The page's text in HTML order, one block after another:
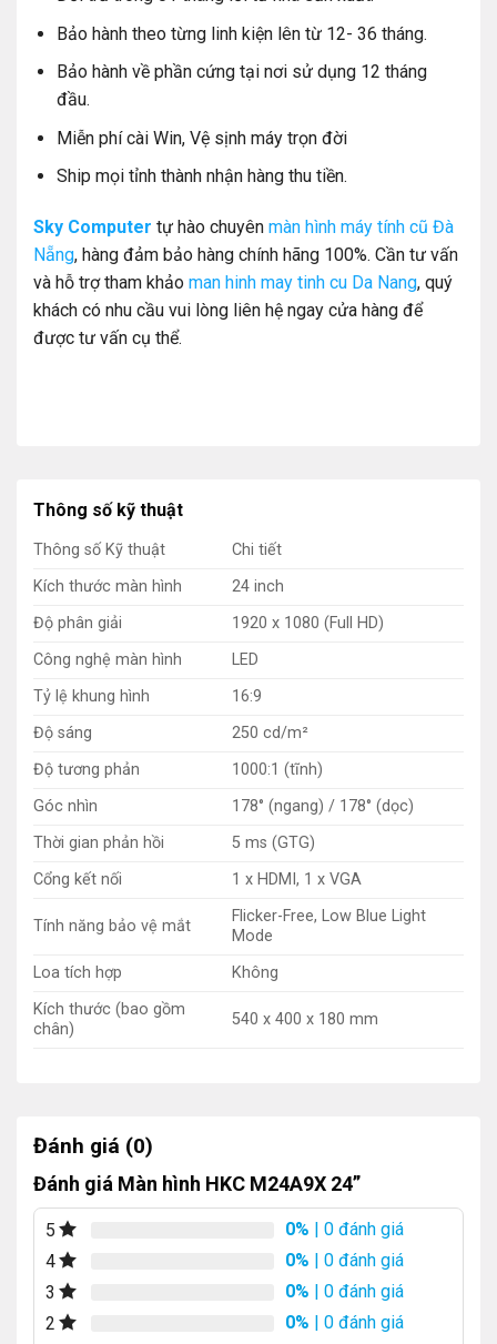
Bảo hành theo từng linh kiện lên từ 12- 36 tháng.
Bảo hành về phần cứng tại nơi sử dụng 12 tháng
đầu.
Miễn phí cài Win, Vệ sịnh máy trọn đời
Ship mọi tỉnh thành nhận hàng thu tiền.
Sky Computer tự hào chuyên màn hình máy tính cũ Đà
Nẵng, hàng đảm bảo hàng chính hãng 100%. Cần tư vấn
và hỗ trợ tham khảo man hinh may tinh cu Da Nang, quý
khách có nhu cầu vui lòng liên hệ ngay cửa hàng để
được tư vấn cụ thể.
Thông số kỹ thuật
Thông số Kỹ thuật
Chi tiết
Kích thước màn hình
24 inch
Độ phân giải
1920 x 1080 (Full HD)
Công nghệ màn hình
LED
Tỷ lệ khung hình
16:9
Độ sáng
250 cd/m²
Độ tương phản
1000:1 (tĩnh)
Góc nhìn
178° (ngang) / 178° (dọc)
Thời gian phản hồi
5 ms (GTG)
Cổng kết nối
1 x HDMI, 1 x VGA
Tính năng bảo vệ mắt
Flicker-Free, Low Blue Light
Mode
Loa tích hợp
Không
Kích thước (bao gồm
chân)
540 x 400 x 180 mm
Đánh giá (0)
Đánh giá Màn hình HKC M24A9X 24”
5 0% | 0 đánh giá
4
0% | 0 đánh giá
3
0% | 0 đánh giá
2
0% | 0 đánh giá